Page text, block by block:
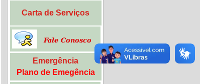
Carta de Serviços
Emergência
Plano de Emegência